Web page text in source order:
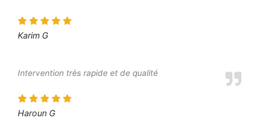
Karim G
Intervention très rapide et de qualité
Haroun G